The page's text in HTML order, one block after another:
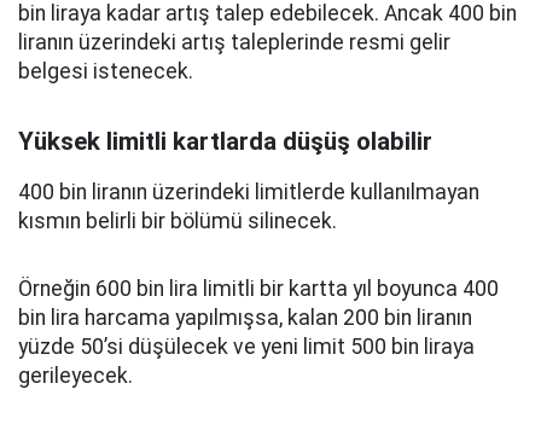
bin liraya kadar artış talep edebilecek. Ancak 400 bin
liranın üzerindeki artış taleplerinde resmi gelir
belgesi istenecek.
Yüksek limitli kartlarda düşüş olabilir
400 bin liranın üzerindeki limitlerde kullanılmayan
kısmın belirli bir bölümü silinecek.
Örneğin 600 bin lira limitli bir kartta yıl boyunca 400
bin lira harcama yapılmışsa, kalan 200 bin liranın
yüzde 50’si düşülecek ve yeni limit 500 bin liraya
gerileyecek.